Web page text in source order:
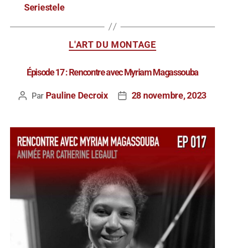
Seriestele
L'ART DU MONTAGE
Épisode 17 : Rencontre avec Myriam Magassouba
Par Pauline Decroix 28 novembre, 2023